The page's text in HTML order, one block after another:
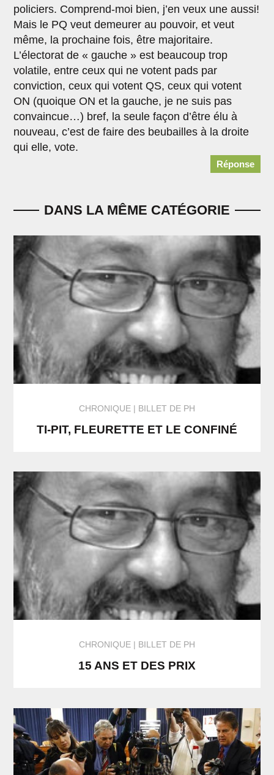
policiers. Comprend-moi bien, j’en veux une aussi!
Mais le PQ veut demeurer au pouvoir, et veut
même, la prochaine fois, être majoritaire.
L’électorat de « gauche » est beaucoup trop
volatile, entre ceux qui ne votent pads par
conviction, ceux qui votent QS, ceux qui votent
ON (quoique ON et la gauche, je ne suis pas
convaincue…) bref, la seule façon d’être élu à
nouveau, c’est de faire des beubailles à la droite
qui elle, vote.
Réponse
DANS LA MÊME CATÉGORIE
CHRONIQUE BILLET DE PH
TI-PIT, FLEURETTE ET LE CONFINÉ
CHRONIQUE BILLET DE PH
15 ANS ET DES PRIX